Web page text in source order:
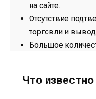
на сайте.
Отсутствие
торговли и
Большое
Что